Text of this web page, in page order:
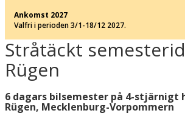
Stråtäckt
Rügen
6 dagars bilsemester på 4-stjärnigt
Rügen, Mecklenburg-Vorpommern
Ankomst 2027
Valfri i perioden 3/1-18/12 2027.